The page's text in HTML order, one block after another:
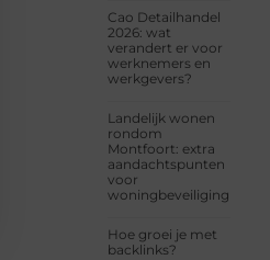
Cao Detailhandel
2026: wat
verandert er voor
werknemers en
werkgevers?
Landelijk wonen
rondom
Montfoort: extra
aandachtspunten
voor
woningbeveiliging
Hoe groei je met
backlinks?